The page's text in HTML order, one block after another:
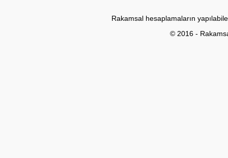
Rakamsal hesaplamaların
© 2016 -